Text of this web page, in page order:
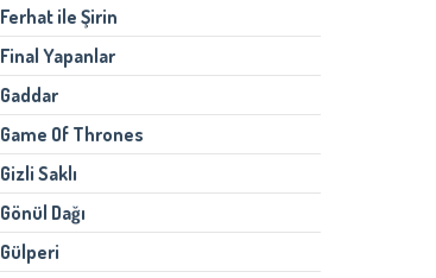
Ferhat ile Şirin
Final Yapanlar
Gaddar
Game Of Thrones
Gizli Saklı
Gönül Dağı
Gülperi